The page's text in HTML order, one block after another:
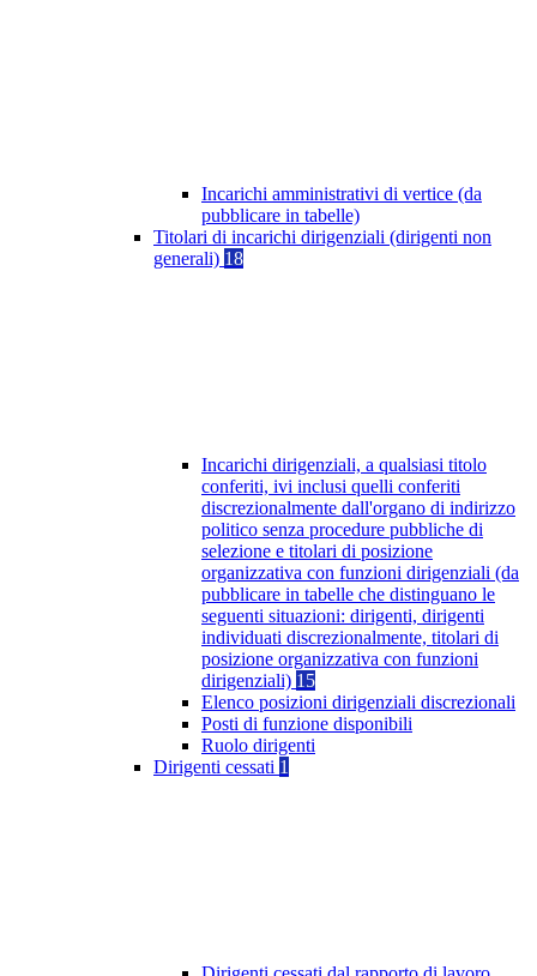
Incarichi amministrativi di vertice (da
pubblicare in tabelle)
Titolari di incarichi dirigenziali (dirigenti non
generali) 18
Incarichi dirigenziali, a qualsiasi titolo
conferiti, ivi inclusi quelli conferiti
discrezionalmente dall'organo di indirizzo
politico senza procedure pubbliche di
selezione e titolari di posizione
organizzativa con funzioni dirigenziali (da
pubblicare in tabelle che distinguano le
seguenti situazioni: dirigenti, dirigenti
individuati discrezionalmente, titolari di
posizione organizzativa con funzioni
dirigenziali) 15
Elenco posizioni dirigenziali discrezionali
Posti di funzione disponibili
Ruolo dirigenti
Dirigenti cessati 1